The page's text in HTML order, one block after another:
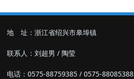
地 址：浙江省绍兴市皋埠镇
联系人：刘超男 / 陶莹
电话：0575-88759385 / 0575-88085388